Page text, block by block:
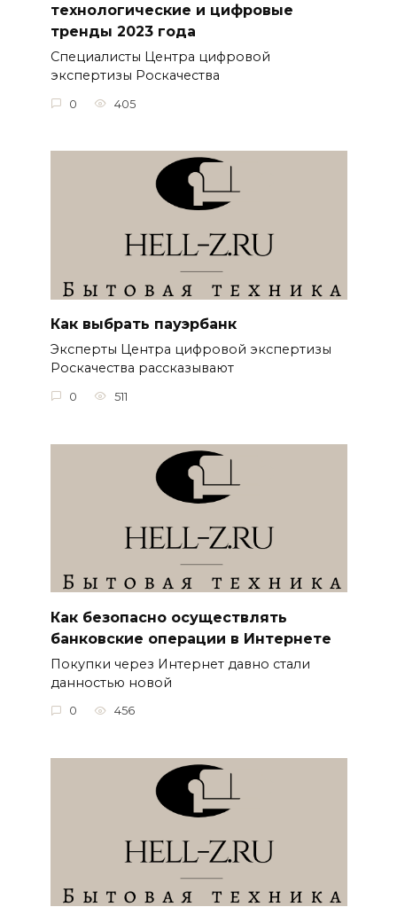
технологические и цифровые
тренды 2023 года
Специалисты Центра цифровой
экспертизы Роскачества
0 405
Как выбрать пауэрбанк
Эксперты Центра цифровой экспертизы
Роскачества рассказывают
0 511
Как безопасно осуществлять
банковские операции в Интернете
Покупки через Интернет давно стали
данностью новой
0 456